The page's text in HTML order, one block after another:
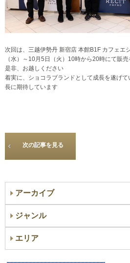
次回は、三越伊勢丹 新宿店 本館B1F カフェエ
（水）～10月5日（火）10時から20時にて販
是非、お越しください
着実に、ショコラブランドとして成長を遂げ
長に期待しています
次の記事を見る
アーカイブ
ジャンル
エリア